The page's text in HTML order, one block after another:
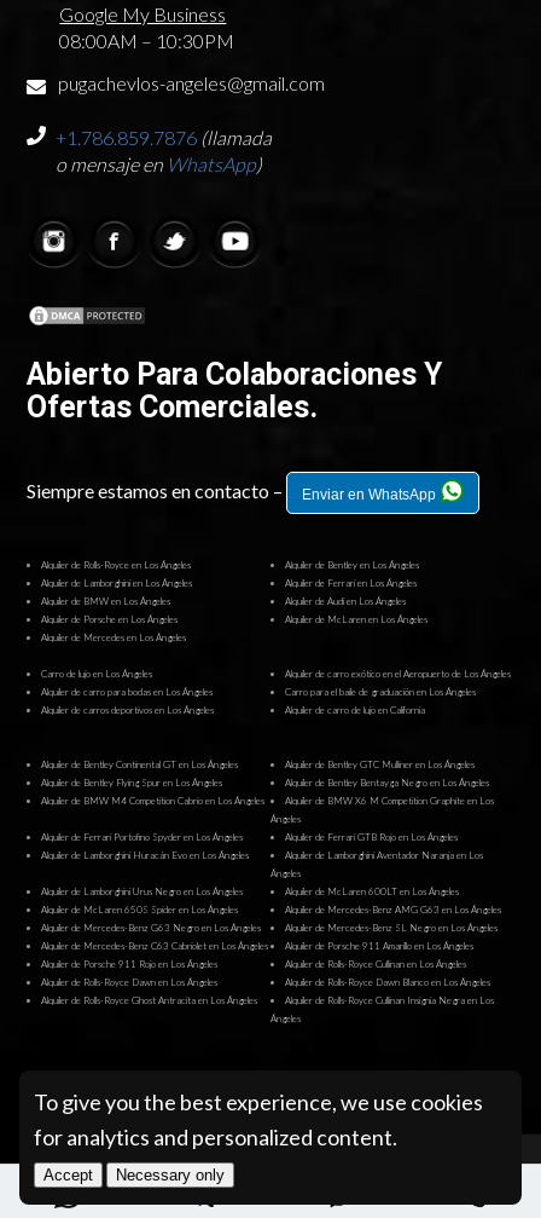
Google My Business
08:00AM – 10:30PM
pugachevlos-angeles@gmail.com
+1.786.859.7876 (llamada
o mensaje en WhatsApp)
Abierto Para Colaboraciones Y
Ofertas Comerciales.
Siempre estamos en contacto – Enviar en WhatsApp
Alquiler de Rolls-Royce en Los Ángeles
Alquiler de Bentley en Los Ángeles
Alquiler de Lamborghini en Los Ángeles
Alquiler de Ferrari en Los Ángeles
Alquiler de BMW en Los Ángeles
Alquiler de Audi en Los Ángeles
Alquiler de Porsche en Los Ángeles
Alquiler de McLaren en Los Ángeles
Alquiler de Mercedes en Los Ángeles
Carro de lujo en Los Ángeles
Alquiler de carro exótico en el Aeropuerto de Los Ángeles
Alquiler de carro para bodas en Los Ángeles
Carro para el baile de graduación en Los Ángeles
Alquiler de carros deportivos en Los Ángeles
Alquiler de carro de lujo en California
Alquiler de Bentley Continental GT en Los Ángeles
Alquiler de Bentley GTC Mulliner en Los Ángeles
Alquiler de Bentley Flying Spur en Los Ángeles
Alquiler de Bentley Bentayga Negro en Los Ángeles
Alquiler de BMW M4 Competition Cabrio en Los Ángeles
Alquiler de BMW X6 M Competition Graphite en Los
Ángeles
Alquiler de Ferrari Portofino Spyder en Los Ángeles
Alquiler de Ferrari GTB Rojo en Los Ángeles
Alquiler de Lamborghini Huracán Evo en Los Ángeles
Alquiler de Lamborghini Aventador Naranja en Los
Ángeles
Alquiler de Lamborghini Urus Negro en Los Ángeles
Alquiler de McLaren 600LT en Los Ángeles
Alquiler de McLaren 650S Spider en Los Ángeles
Alquiler de Mercedes-Benz AMG G63 en Los Ángeles
Alquiler de Mercedes-Benz G63 Negro en Los Ángeles
Alquiler de Mercedes-Benz SL Negro en Los Ángeles
Alquiler de Mercedes-Benz C63 Cabriolet en Los Ángeles
Alquiler de Porsche 911 Amarillo en Los Ángeles
Alquiler de Porsche 911 Rojo en Los Ángeles
Alquiler de Rolls-Royce Cullinan en Los Ángeles
Alquiler de Rolls-Royce Dawn en Los Ángeles
Alquiler de Rolls-Royce Dawn Blanco en Los Ángeles
Alquiler de Rolls-Royce Ghost Antracita en Los Ángeles
Alquiler de Rolls-Royce Cullinan Insignia Negra en Los
Ángeles
To give you the best experience, we use cookies
for analytics and personalized content.
Accept Necessary only